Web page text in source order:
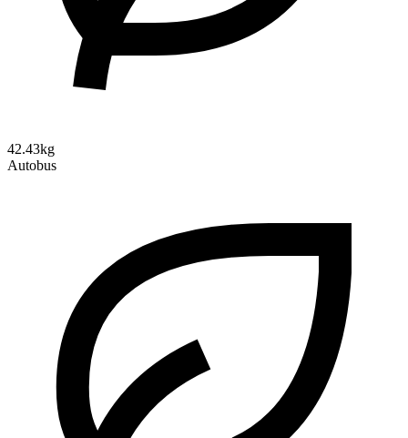
42.43kg
Autobus